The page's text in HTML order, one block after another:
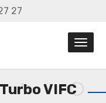
27
VIFC